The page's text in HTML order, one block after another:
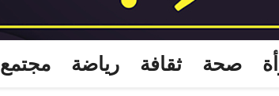
صحة ثقافة رياضة مجتمع